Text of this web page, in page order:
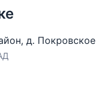
первом этаже
Villagio,
поселков,
, д. Покровское